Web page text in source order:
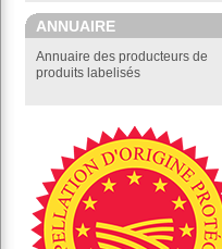
ANNUAIRE
Annuaire des producteurs de
produits labelisés